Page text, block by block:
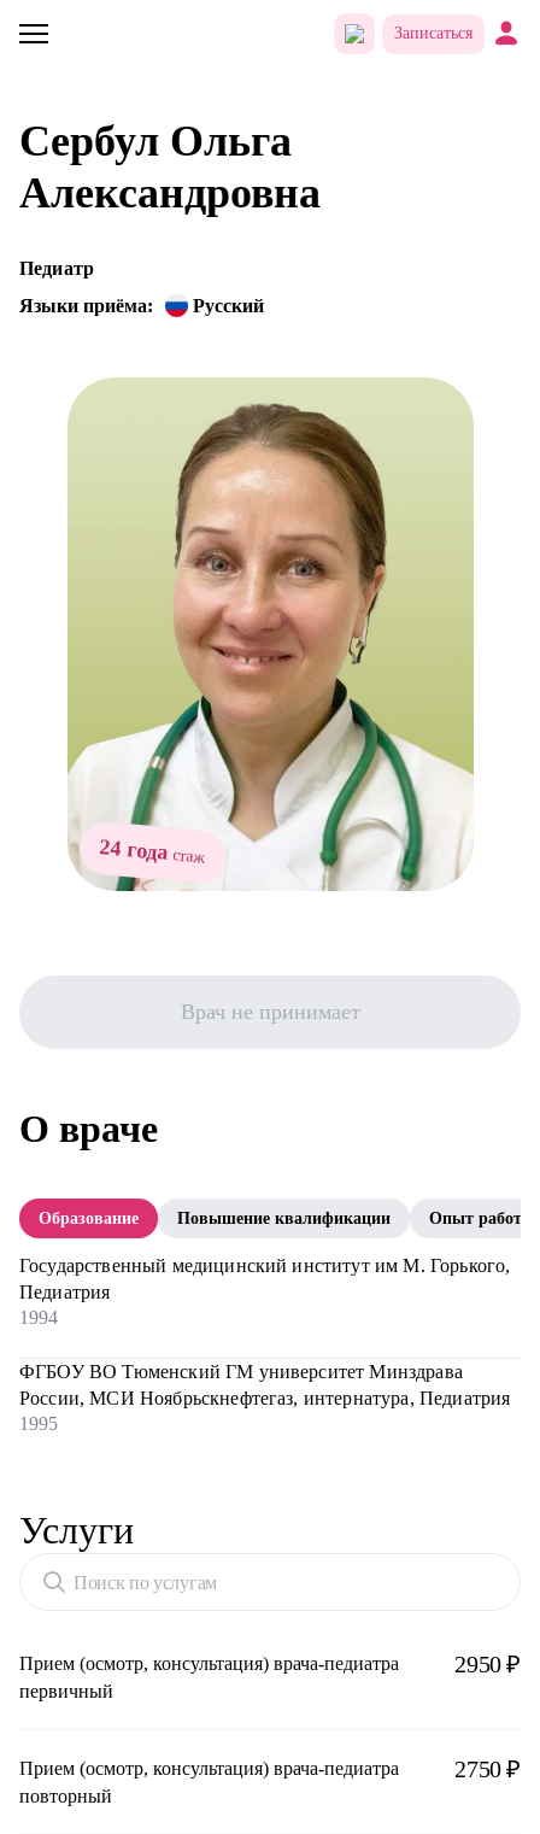
Записаться
Сербул Ольга
Александровна
Педиатр
Языки приёма:
Русский
24 годастаж
Врач не принимает
О враче
Образование Повышение квалификации Опыт работы
Государственный медицинский институт им М. Горького,
Педиатрия
1994
ФГБОУ ВО Тюменский ГМ университет Минздрава
России, МСИ Ноябрьскнефтегаз, интернатура, Педиатрия
1995
Услуги
Поиск по услугам
Прием (осмотр, консультация) врача-педиатра
первичный
2950 ₽
Прием (осмотр, консультация) врача-педиатра
повторный
2750 ₽